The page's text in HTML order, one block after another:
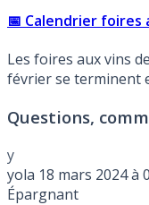
📅 Calendrier foires
Les foires aux vins
février se terminent
Questions,
y
yola 18 mars 2024 à
Épargnant